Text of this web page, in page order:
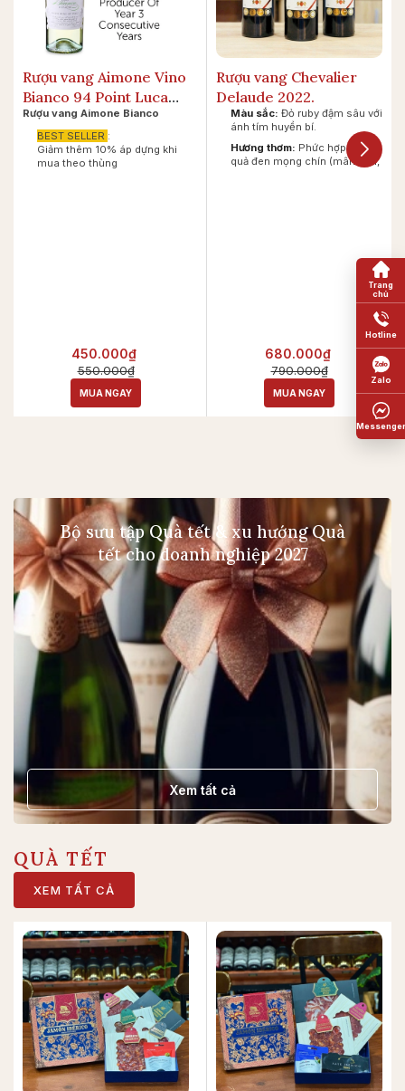
Rượu vang Aimone Vino
Bianco 94 Point Luca
Maroni.
Rượu vang Aimone Bianco
BEST SELLER :
Giảm thêm 10% áp dựng khi
mua theo thùng
450.000₫
550.000₫
MUA NGAY
Rượu vang Chevalier
Delaude 2022.
Màu sắc: Đỏ ruby đậm sâu với
ánh tím huyền bí.
Hương thơm: Phức hợp giữa
quả đen mọng chín (mâm xôi,
680.000₫
790.000₫
MUA NGAY
Bộ sưu tập Quà tết & xu hướng Quà
tết cho doanh nghiệp 2027
Xem tất cả
QUÀ TẾT
XEM TẤT CẢ